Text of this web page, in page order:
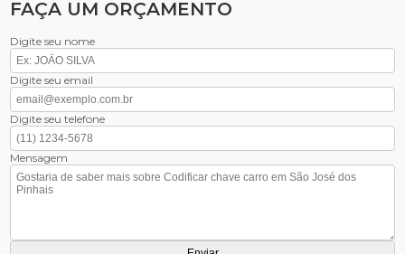
FAÇA UM ORÇAMENTO
Digite seu nome
Digite seu email
Digite seu telefone
Mensagem